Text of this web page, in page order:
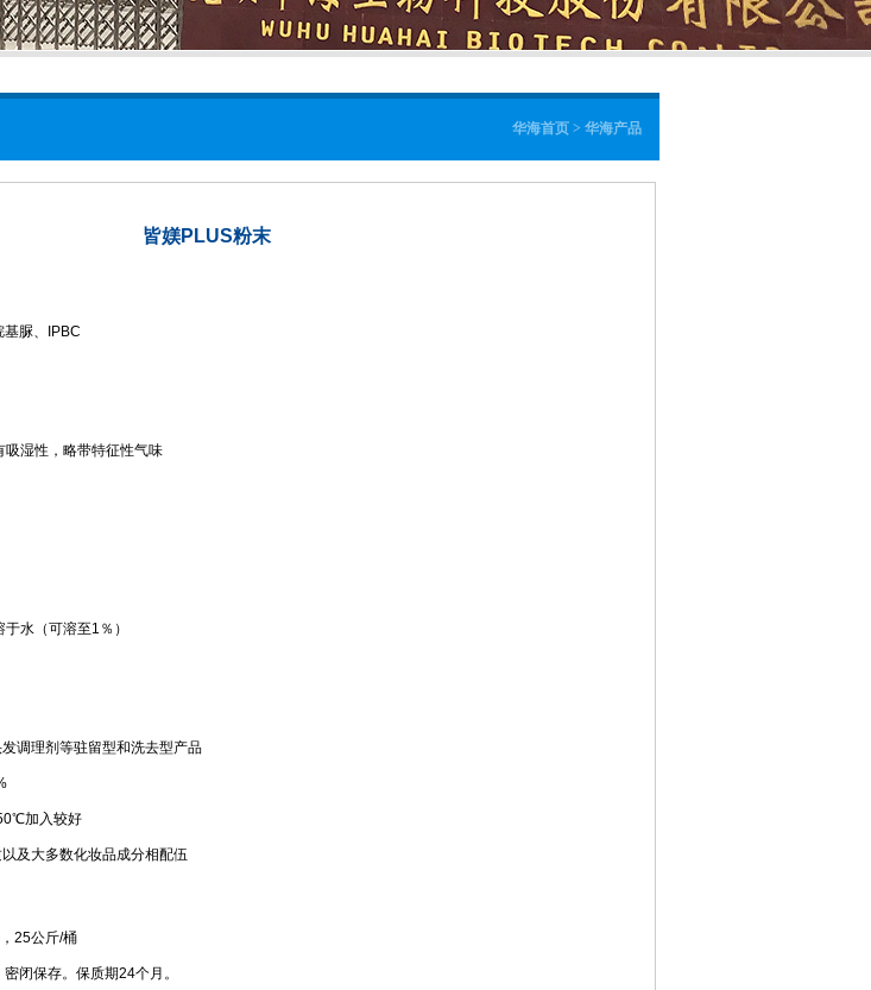
华海首页 > 华海产品
皆媄PLUS粉末
脲、IPBC
吸湿性，略带特征性气味
水（可溶至1％）
调理剂等驻留型和洗去型产品
加入较好
及大多数化妆品成分相配伍
25公斤/桶
闭保存。保质期24个月。